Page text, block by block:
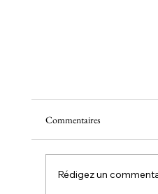
Samedi -
Commentaires
Rédigez un